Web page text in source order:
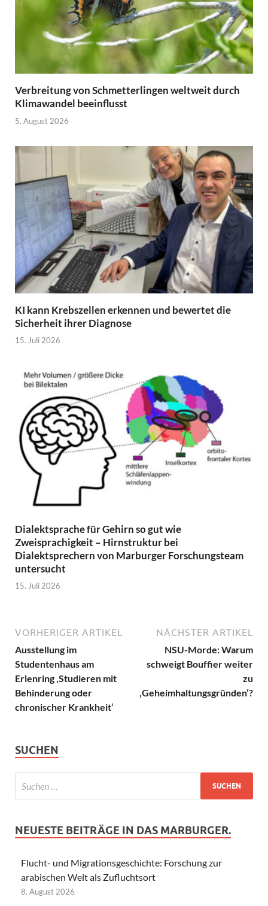
Verbreitung von Schmetterlingen weltweit durch
Klimawandel beeinflusst
5. August 2026
KI kann Krebszellen erkennen und bewertet die
Sicherheit ihrer Diagnose
15. Juli 2026
Dialektsprache für Gehirn so gut wie
Zweisprachigkeit – Hirnstruktur bei
Dialektsprechern von Marburger Forschungsteam
untersucht
15. Juli 2026
VORHERIGER ARTIKEL
Ausstellung im
Studentenhaus am
Erlenring ‚Studieren mit
Behinderung oder
chronischer Krankheit‘
NÄCHSTER ARTIKEL
NSU-Morde: Warum
schweigt Bouffier weiter
zu
‚Geheimhaltungsgründen‘?
SUCHEN
NEUESTE BEITRÄGE IN DAS MARBURGER.
Flucht- und Migrationsgeschichte: Forschung zur
arabischen Welt als Zufluchtsort
8. August 2026